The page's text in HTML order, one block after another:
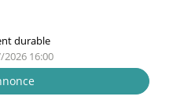
durable
16:00